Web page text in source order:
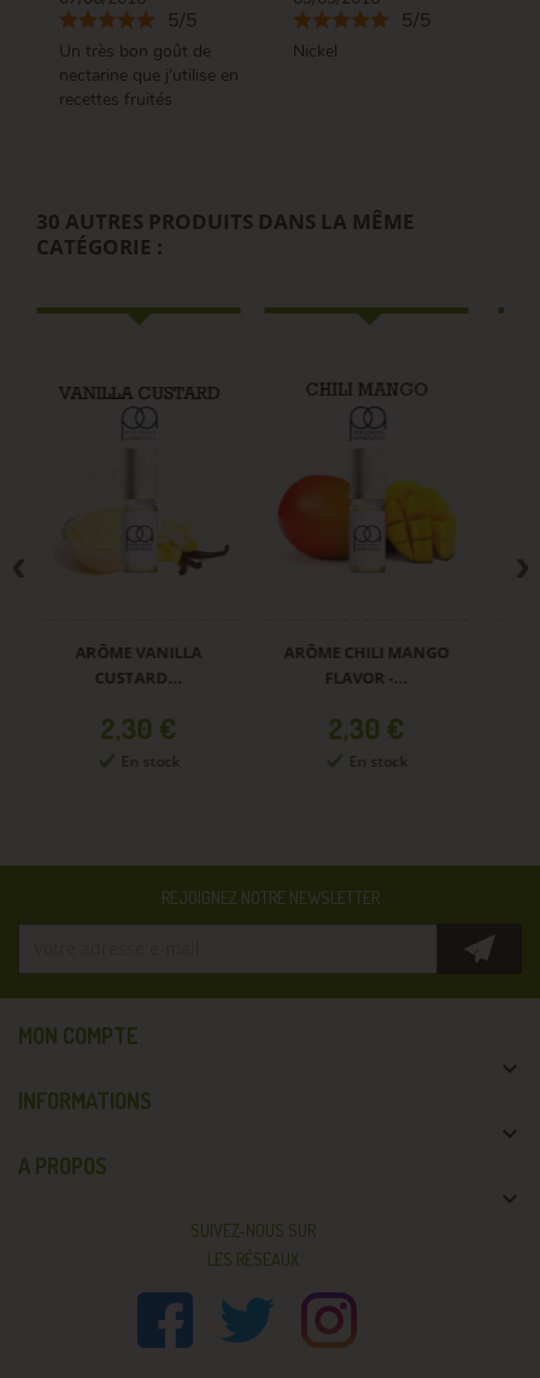
5/5
Un très bon goût de
nectarine que j'utilise en
recettes fruités
5/5
Nickel
30 AUTRES PRODUITS DANS LA MÊME
CATÉGORIE :
ARÔME VANILLA
CUSTARD...
Prix
2,30 €
En stock
ARÔME CHILI MANGO
FLAVOR -...
Prix
2,30 €
En stock
REJOIGNEZ NOTRE NEWSLETTER
MON COMPTE

INFORMATIONS

A PROPOS

SUIVEZ-NOUS SUR
LES RÉSEAUX